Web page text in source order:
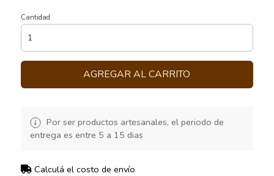
Cantidad
AGREGAR AL CARRITO
Por ser productos artesanales, el periodo de
entrega es entre 5 a 15 dias
Calculá el costo de envío